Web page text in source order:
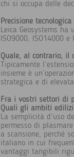
chi si occupa delle
Precisione
Leica Geosystems
ISO9000, ISO14000
Quale, al contrario, il
Tipicamente
insieme è
strategica e di
Fra i vostri settori di
Quali gli ambiti
La semplicità d’uso
permesso di
a scansione, perché
italiano in cui
vantaggi tangibili